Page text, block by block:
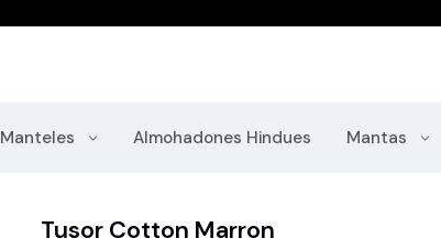
Manteles Almohadones Hindues Mantas
Tusor Cotton Marron